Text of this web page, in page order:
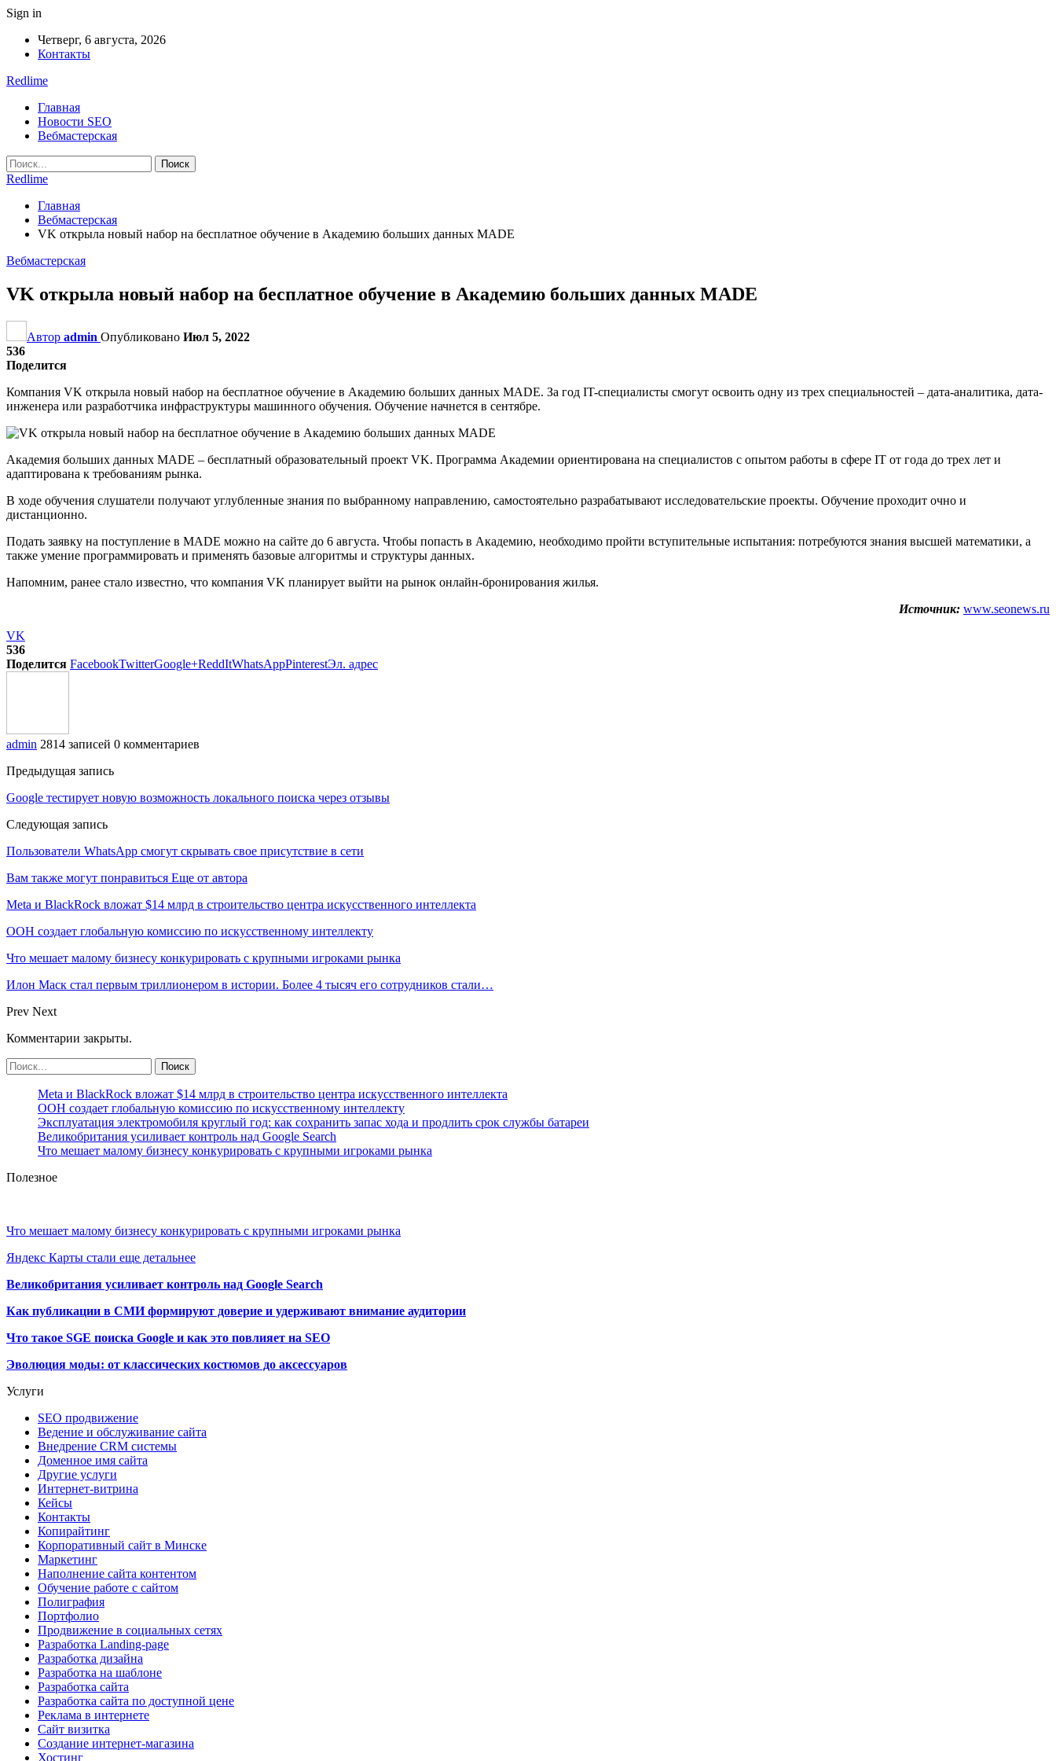
Sign in
Четверг, 6 августа, 2026
Контакты
Redlime
Главная
Новости SEO
Вебмастерская
Redlime
Главная
Вебмастерская
VK открыла новый набор на бесплатное обучение в Академию больших данных MADE
Вебмастерская
VK открыла новый набор на бесплатное обучение в Академию больших данных MADE
Автор admin Опубликовано Июл 5, 2022
536
Поделится
Компания VK открыла новый набор на бесплатное обучение в Академию больших данных MADE. За год IT-специалисты смогут освоить одну из трех специальностей – дата-аналитика, дата-
инженера или разработчика инфраструктуры машинного обучения. Обучение начнется в сентябре.
Академия больших данных MADE – бесплатный образовательный проект VK. Программа Академии ориентирована на специалистов с опытом работы в сфере IT от года до трех лет и
адаптирована к требованиям рынка.
В ходе обучения слушатели получают углубленные знания по выбранному направлению, самостоятельно разрабатывают исследовательские проекты. Обучение проходит очно и
дистанционно.
Подать заявку на поступление в MADE можно на сайте до 6 августа. Чтобы попасть в Академию, необходимо пройти вступительные испытания: потребуются знания высшей математики, а
также умение программировать и применять базовые алгоритмы и структуры данных.
Напомним, ранее стало известно, что компания VK планирует выйти на рынок онлайн-бронирования жилья.
Источник: www.seonews.ru
VK
536
Поделится FacebookTwitterGoogle+ReddItWhatsAppPinterestЭл. адрес
admin 2814 записей 0 комментариев
Предыдущая запись
Google тестирует новую возможность локального поиска через отзывы
Следующая запись
Пользователи WhatsApp смогут скрывать свое присутствие в сети
Вам также могут понравиться Еще от автора
Meta и BlackRock вложат $14 млрд в строительство центра искусственного интеллекта
ООН создает глобальную комиссию по искусственному интеллекту
Что мешает малому бизнесу конкурировать с крупными игроками рынка
Илон Маск стал первым триллионером в истории. Более 4 тысяч его сотрудников стали…
Prev Next
Комментарии закрыты.
Meta и BlackRock вложат $14 млрд в строительство центра искусственного интеллекта
ООН создает глобальную комиссию по искусственному интеллекту
Эксплуатация электромобиля круглый год: как сохранить запас хода и продлить срок службы батареи
Великобритания усиливает контроль над Google Search
Что мешает малому бизнесу конкурировать с крупными игроками рынка
Полезное
Что мешает малому бизнесу конкурировать с крупными игроками рынка
Яндекс Карты стали еще детальнее
Великобритания усиливает контроль над Google Search
Как публикации в СМИ формируют доверие и удерживают внимание аудитории
Что такое SGE поиска Google и как это повлияет на SEO
Эволюция моды: от классических костюмов до аксессуаров
Услуги
SEO продвижение
Ведение и обслуживание сайта
Внедрение CRM системы
Доменное имя сайта
Другие услуги
Интернет-витрина
Кейсы
Контакты
Копирайтинг
Корпоративный сайт в Минске
Маркетинг
Наполнение сайта контентом
Обучение работе с сайтом
Полиграфия
Портфолио
Продвижение в социальных сетях
Разработка Landing-page
Разработка дизайна
Разработка на шаблоне
Разработка сайта
Разработка сайта по доступной цене
Реклама в интернете
Сайт визитка
Создание интернет-магазина
Хостинг